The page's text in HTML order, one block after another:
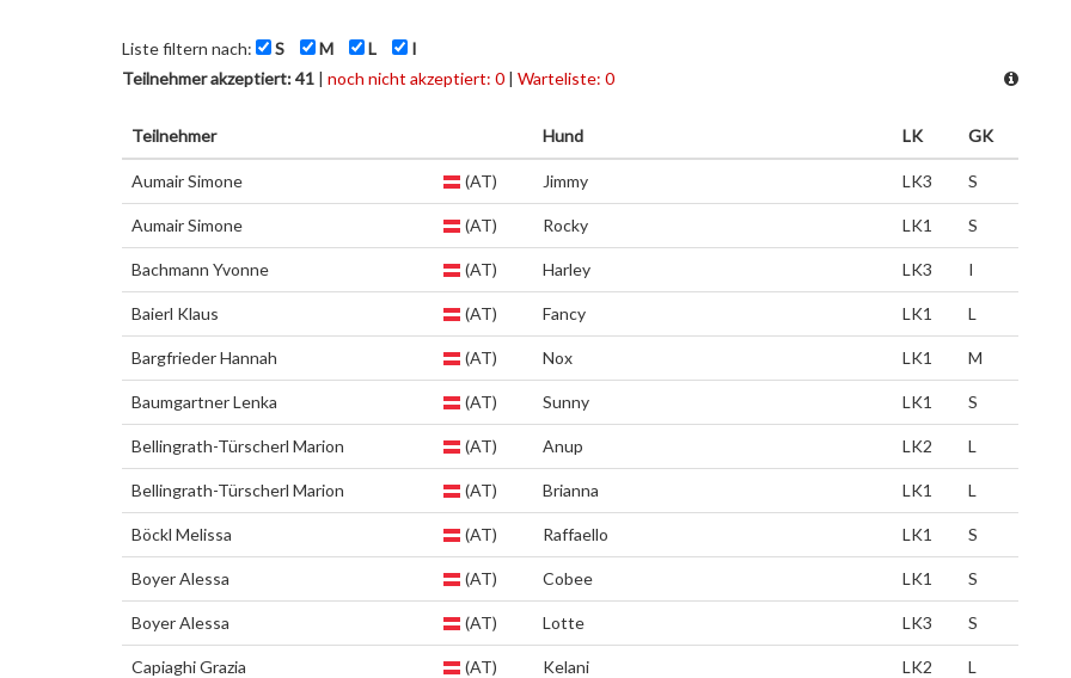
Liste filtern nach: S M L
I
Teilnehmer akzeptiert: 41 | noch nicht akzeptiert: 0 | Warteliste: 0
Teilnehmer Hund LK GK
Aumair Simone (AT) Jimmy LK3 S
Aumair Simone (AT) Rocky LK1 S
Bachmann Yvonne (AT) Harley LK3 I
Baierl Klaus (AT) Fancy LK1 L
Bargfrieder Hannah (AT) Nox LK1 M
Baumgartner Lenka (AT) Sunny LK1 S
Bellingrath-Türscherl Marion (AT) Anup LK2 L
Bellingrath-Türscherl Marion (AT) Brianna LK1 L
Böckl Melissa (AT) Raffaello LK1 S
Boyer Alessa (AT) Cobee LK1 S
Boyer Alessa (AT) Lotte LK3 S
Capiaghi Grazia (AT) Kelani LK2 L